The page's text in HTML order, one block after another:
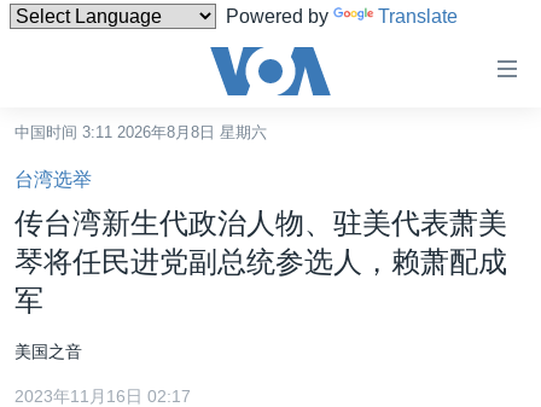
Powered by Translate
碍
链
接
转
到
容
中国
台湾
中国时间 3:11 2026年8月8日 星期六
台湾选举
传台湾新生代政治人物、驻美代表萧美
琴将任民进党副总统参选人，赖萧配成
军
美国之音
2023年11月16日 02:17